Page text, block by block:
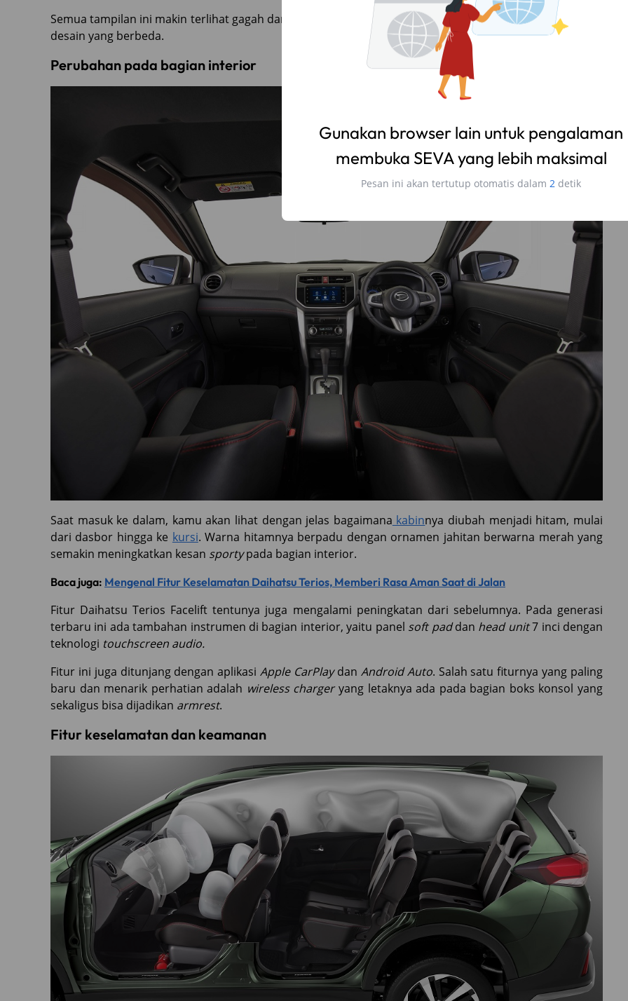
Semua tampilan ini makin terlihat gagah dan tangguh dengan adanya pelek 16-17 inci –tiap varian punya
desain yang berbeda.
Perubahan pada bagian interior
Saat masuk ke dalam, kamu akan lihat dengan jelas bagaimana kabinnya diubah menjadi hitam, mulai
dari dasbor hingga ke kursi. Warna hitamnya berpadu dengan ornamen jahitan berwarna merah yang
semakin meningkatkan kesan sportypada bagian interior.
Baca juga: Mengenal Fitur Keselamatan Daihatsu Terios, Memberi Rasa Aman Saat di Jalan
Fitur Daihatsu Terios Facelift tentunya juga mengalami peningkatan dari sebelumnya. Pada generasi
terbaru ini ada tambahan instrumen di bagian interior, yaitu panel soft paddan head unit7 inci dengan
teknologi touchscreen audio.
Fitur ini juga ditunjang dengan aplikasiApple CarPlaydan Android Auto. Salah satu fiturnya yang paling
baru dan menarik perhatian adalah wireless chargeryang letaknya ada pada bagian boks konsol yang
sekaligus bisa dijadikan armrest.
Fitur keselamatan dan keamanan